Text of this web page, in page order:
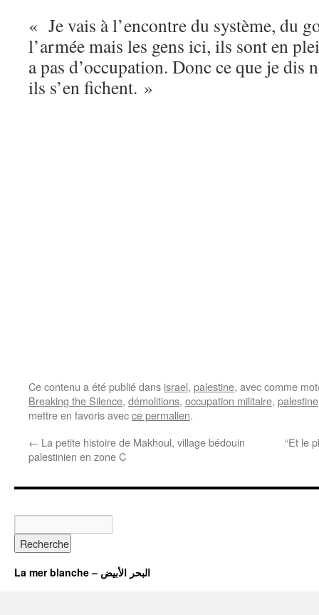
« Je vais à l’encontre du système, du
l’armée mais les gens ici, ils sont en
a pas d’occupation. Donc ce que je dis
ils s’en fichent. »
Ce contenu a été publié dans israel, palestine, avec comme
Breaking the Silence, démolitions, occupation militaire, palestine
mettre en favoris avecce permalien.
← La petite histoire de Makhoul, village bédouin
palestinien en zone C
“Et le
La mer blanche – البحر الأبيض